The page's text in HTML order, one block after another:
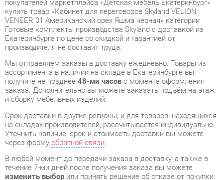
производителя не составит труда.
Мы отправляем заказы в доставку ежедневно. Товары из
ассортимента в наличии на складе в Екатеринбурге вы
получите не позднее48-ми часовс момента оформления
заказа. Дополнительно вы можете заказать подъём на этаж
и сборку мебельных изделий.
Срок доставки в другие регионы, и для товаров, находящихся
на складах производителей, рассчитывается индивидуально.
Уточнить наличие, срок и стоимость доставки вы можете
через формуобратной связи.
В любой момент до передачи заказа в доставку, а также в
течение 7-ми дней после получения заказа вы можете
изменить выборили принять решение об отказе от покупки.
Несмотря на качественную упаковку, готовые комплекты
могут быть повреждены при транспортировке. Если Вы
заметили дефект при приёме - мы заменим поврежденную
деталь.Повторная доставкатовара -бесплатна.